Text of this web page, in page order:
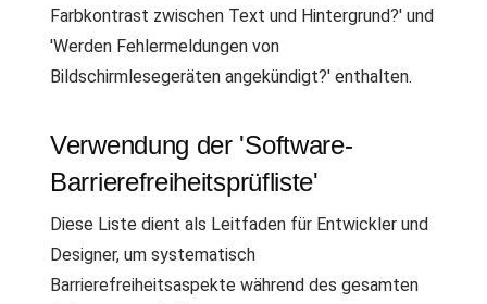
Farbkontrast zwischen Text und Hintergrund?' und
'Werden Fehlermeldungen von
Bildschirmlesegeräten angekündigt?' enthalten.
Verwendung der 'Software-
Barrierefreiheitsprüfliste'
Diese Liste dient als Leitfaden für Entwickler und
Designer, um systematisch
Barrierefreiheitsaspekte während des gesamten